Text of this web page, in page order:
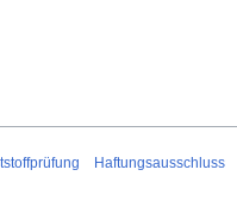
Haftungsausschluss